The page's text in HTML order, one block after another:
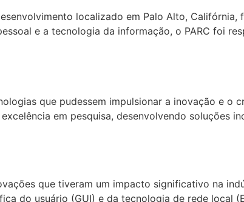
localizado em Palo Alto,
e a tecnologia da informação, o PARC foi
que pudessem impulsionar a inovação e o
em pesquisa, desenvolvendo soluções
que tiveram um impacto significativo na
do usuário (GUI) e da tecnologia de rede local